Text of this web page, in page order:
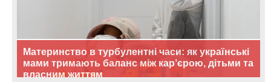
Материнство в турбулентні часи: як українські
мами тримають баланс між кар’єрою, дітьми та
власним життям